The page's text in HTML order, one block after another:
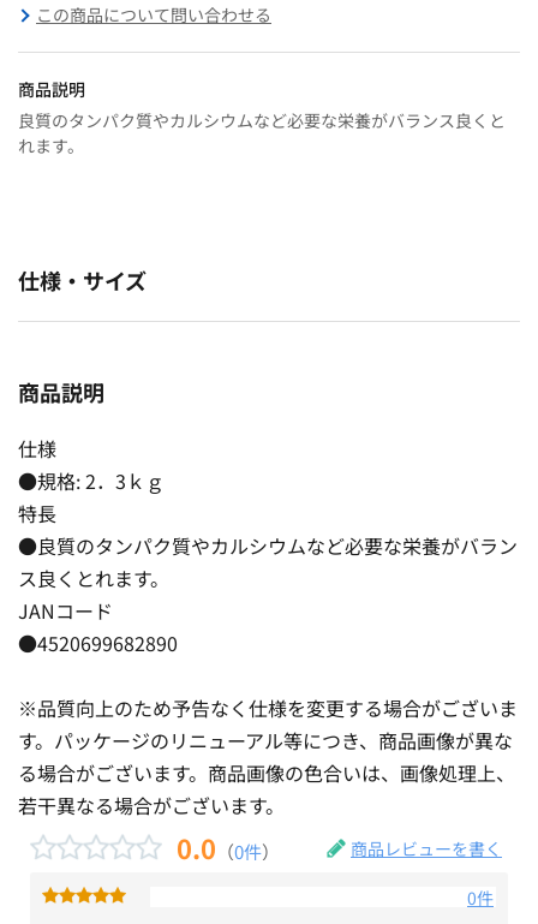
この商品について問い合わせる
商品説明
良質のタンパク質やカルシウムなど必要な栄養がバランス良くと
れます。
仕様・サイズ
商品説明
仕様
●規格: 2．3ｋｇ
特長
●良質のタンパク質やカルシウムなど必要な栄養がバラン
ス良くとれます。
JANコード
●4520699682890
※品質向上のため予告なく仕様を変更する場合がございま
す。パッケージのリニューアル等につき、商品画像が異な
る場合がございます。商品画像の色合いは、画像処理上、
若干異なる場合がございます。
0.0 （0件） 商品レビューを書く
0件